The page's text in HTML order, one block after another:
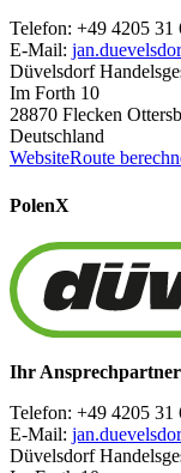
Telefon: +49 4205 31
E-Mail:
Düvelsdorf
Im Forth 10
28870 Flecken
Deutschland
WebsiteRoute
PolenX
Ihr Ansprechpartner
Telefon: +49 4205 31
E-Mail:
Düvelsdorf